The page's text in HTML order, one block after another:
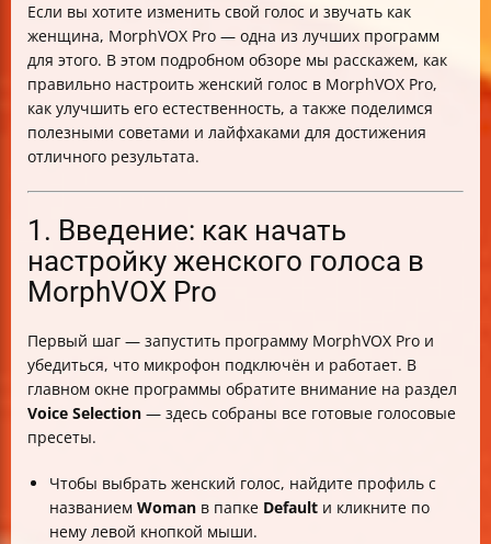
Итог
Если вы хотите изменить свой голос и звучать как
женщина, MorphVOX Pro — одна из лучших программ
для этого. В этом подробном обзоре мы расскажем, как
правильно настроить женский голос в MorphVOX Pro,
как улучшить его естественность, а также поделимся
полезными советами и лайфхаками для достижения
отличного результата.
1. Введение: как начать
настройку женского голоса в
MorphVOX Pro
Первый шаг — запустить программу MorphVOX Pro и
убедиться, что микрофон подключён и работает. В
главном окне программы обратите внимание на раздел
Voice Selection — здесь собраны все готовые голосовые
пресеты.
Чтобы выбрать женский голос, найдите профиль с
названием Woman в папке Default и кликните по
нему левой кнопкой мыши.